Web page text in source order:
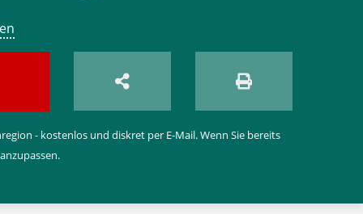
- kostenlos und diskret per E-Mail. Wenn Sie bereits